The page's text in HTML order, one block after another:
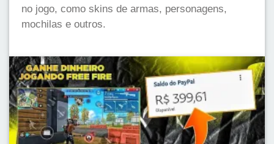
no jogo, como skins de armas, personagens,
mochilas e outros.